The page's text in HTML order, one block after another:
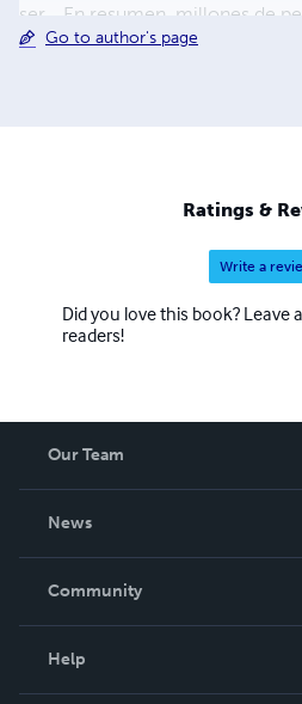
ser. En resumen, millones de
cosas que creen que saben hacer.
Go to author's page
Ratings &
Write a
Did you love this book? Leave
readers!
Our Team
News
In The News
Community
Help